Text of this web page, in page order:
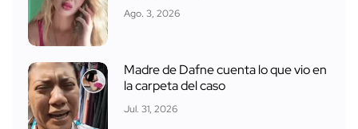
Ago. 3, 2026
Madre de Dafne cuenta lo que vio en
la carpeta del caso
Jul. 31, 2026